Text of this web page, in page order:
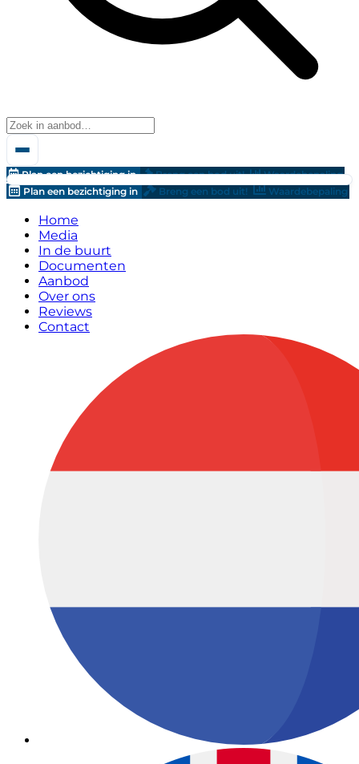
Plan een bezichtiging in Breng een bod uit!
Waardebepaling
Plan een bezichtiging in
Breng een bod uit! Waardebepaling
Home
Media
In de buurt
Documenten
Aanbod
Over ons
Reviews
Contact